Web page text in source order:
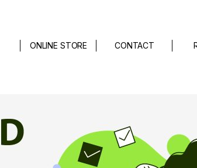
ONLINE STORE CONTACT